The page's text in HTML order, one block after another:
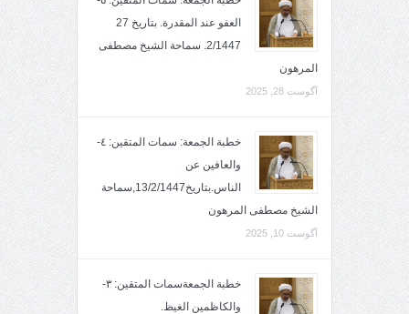
العفو عند المقدرة. بتاريخ 27
2/1447. سماحة الشيخ مصطفى
المرهون
آگوست 28, 2025
خطبة الجمعة: سمات المتقين: ٤-
والعافين عن
الناس.بتاريخ13/2/1447,سماحة
الشيخ مصطفى المرهون
آگوست 10, 2025
خطبة الجمعةسمات المتقين: ٣-
والكاظمين الغيظ.